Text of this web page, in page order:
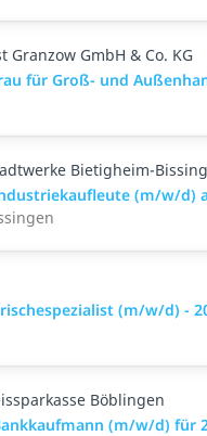
Granzow GmbH & Co. KG
für Groß- und
Bietigheim-
(m/w/d)
(m/w/d) -
Böblingen
(m/w/d) für